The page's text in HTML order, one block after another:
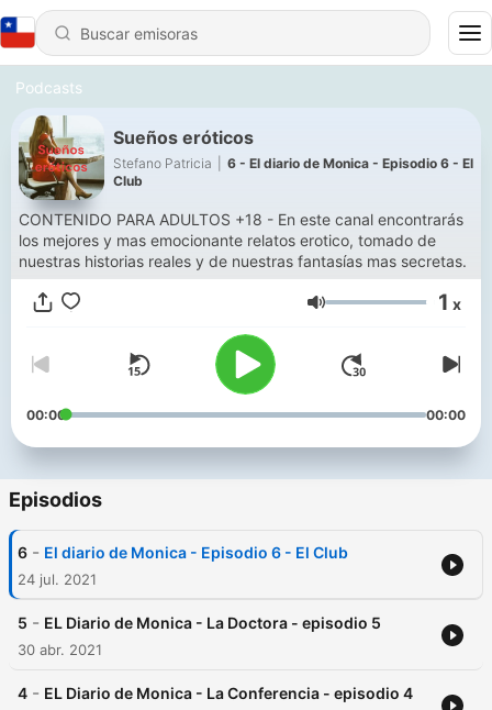
Podcasts
Sueños eróticos
Stefano Patricia
6 - El diario de Monica - Episodio 6 - El
Club
CONTENIDO PARA ADULTOS +18 - En este canal encontrarás
los mejores y mas emocionante relatos erotico, tomado de
nuestras historias reales y de nuestras fantasías mas secretas.
Volumen 1 x
00:00 00:00
Episodios
6 - El diario de Monica - Episodio 6 - El Club
24 jul. 2021
5 - EL Diario de Monica - La Doctora - episodio 5
30 abr. 2021
4 - EL Diario de Monica - La Conferencia - episodio 4